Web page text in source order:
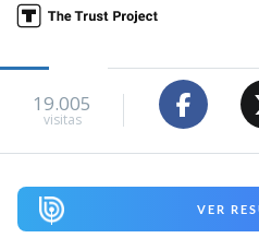
19.005
visitas
VER